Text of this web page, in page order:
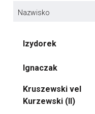
Nazwisko
Izydorek
Ignaczak
Kruszewski vel
Kurzewski (II)